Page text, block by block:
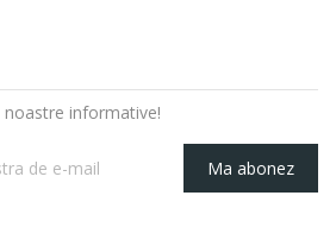
informative!
Ma abonez